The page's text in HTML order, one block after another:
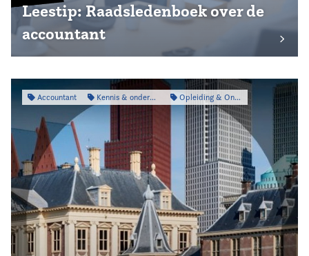
Leestip: Raadsledenboek over de
accountant
Accountant Kennis & onderzoek Opleiding & Ontwikkeling